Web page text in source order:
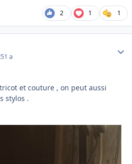
2 1 1
1 a
et couture , on peut aussi
stylos .